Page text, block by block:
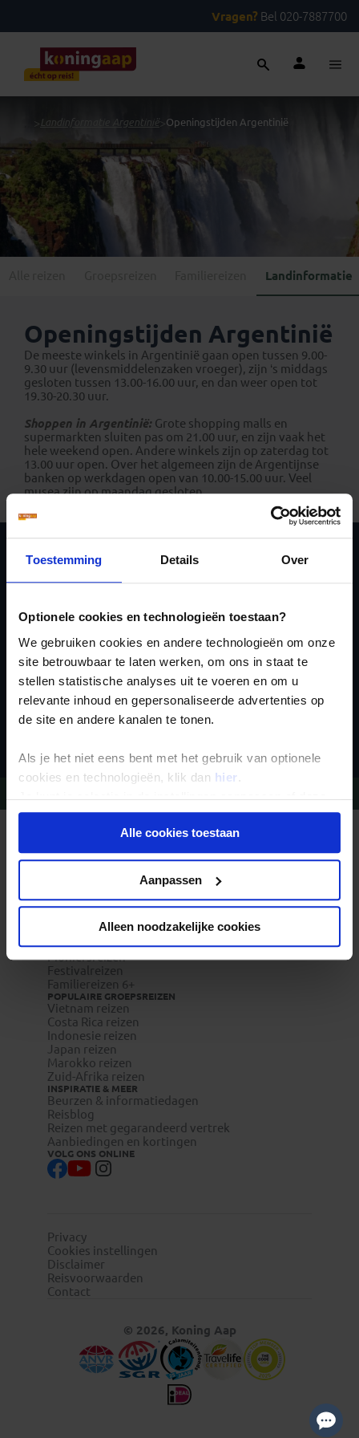
Toestemming Details Over
Optionele cookies en technologieën toestaan?
We gebruiken cookies en andere technologieën om onze
site betrouwbaar te laten werken, om ons in staat te
stellen statistische analyses uit te voeren en om u
relevante inhoud en gepersonaliseerde advertenties op
de site en andere kanalen te tonen.
Als je het niet eens bent met het gebruik van optionele
cookies en technologieën, klik dan hier .
Je kunt je selectie in de instellingen aanpassen of deze
onder aan de pagina op elk gewenst moment voor de
toekomst wijzigen.Alle cookies toestaan
Aanpassen
Alleen noodzakelijke cookies
Vragen? Bel 020-7887700
> Landinformatie Argentinië >Openingstijden Argentinië
Landinformatie
Openingstijden Argentinië
De meeste winkels in Argentinië gaan open tussen 9.00-
9.30 uur (levensmiddelenzaken vroeger), zijn ‘s middags
gesloten tussen 13.00-16.00 uur, en dan weer open tot
19.30-20.30 uur.
Shoppen in Argentinië: Grote shopping malls en
supermarkten sluiten pas om 21.00 uur, en zijn vaak het
hele weekend open. Andere winkels zijn op zaterdag tot
13.00 uur open. Over het algemeen zijn de Argentijnse
banken op werkdagen open van 10.00-15.00 uur. Veel
musea zijn op maandag gesloten.
Schrijf je in voor de
Inschrijven
REIZEN MET KONING AAP
Waarom Koning Aap?
Bestemmingen
Duurzaam toerisme
Veelgestelde vragen
Reisverzekeringen
Groepsreizen
Pioniersreizen
Festivalreizen
Familiereizen 6+
POPULAIRE GROEPSREIZEN
Vietnam reizen
Costa Rica reizen
Indonesie reizen
Japan reizen
Marokko reizen
Zuid-Afrika reizen
INSPIRATIE & MEER
Beurzen & informatiedagen
Reisblog
Reizen met gegarandeerd vertrek
Aanbiedingen en kortingen
VOLG ONS ONLINE
Privacy
Cookies instellingen
Disclaimer
Reisvoorwaarden
Contact
© 2026, Koning Aap